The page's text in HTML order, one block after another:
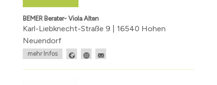
BEMER Berater- Viola Alten
Karl-Liebknecht-Straße 9 | 16540 Hohen
Neuendorf
mehr Infos